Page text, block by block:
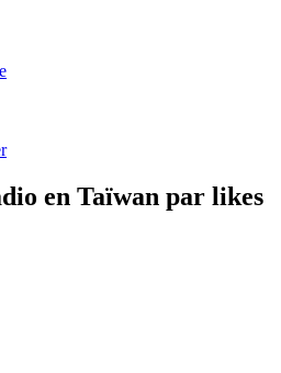
en Taïwan par likes